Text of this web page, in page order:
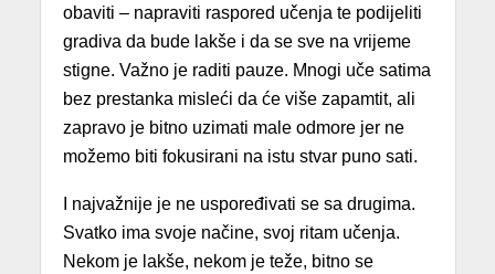
obaviti – napraviti raspored učenja te podijeliti
gradiva da bude lakše i da se sve na vrijeme
stigne. Važno je raditi pauze. Mnogi uče satima
bez prestanka misleći da će više zapamtit, ali
zapravo je bitno uzimati male odmore jer ne
možemo biti fokusirani na istu stvar puno sati.
I najvažnije je ne uspoređivati se sa drugima.
Svatko ima svoje načine, svoj ritam učenja.
Nekom je lakše, nekom je teže, bitno se